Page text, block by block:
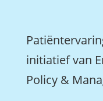
initiatief van
Policy &